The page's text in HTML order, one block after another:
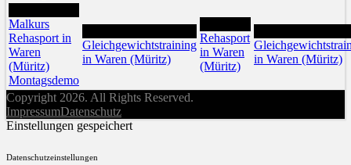
Malkurs
Rehasport in
Waren
(Müritz)
Montagsdemo
Gleichgewichtstraining
in Waren (Müritz)
Rehasport
in Waren
(Müritz)
in Waren (Müritz)
Copyright 2026. All Rights Reserved.
ImpressumDatenschutz
Einstellungen gespeichert
Datenschutzeinstellungen